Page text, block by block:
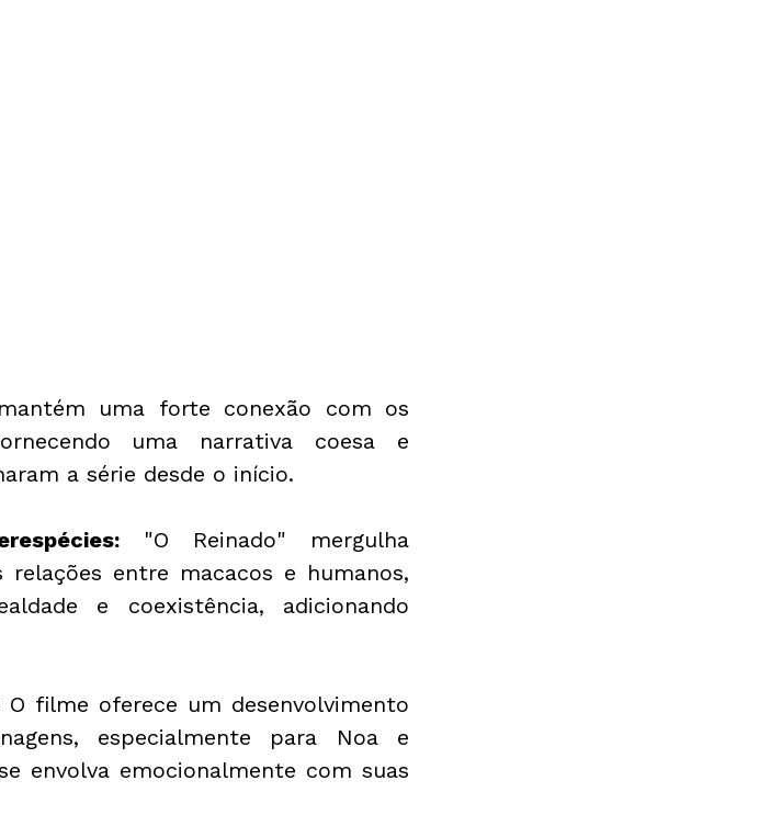
uma forte conexão com os
uma narrativa coesa e
a série desde o início.
"O Reinado" mergulha
entre macacos e humanos,
e coexistência, adicionando
O filme oferece um desenvolvimento
especialmente para Noa e
envolva emocionalmente com suas